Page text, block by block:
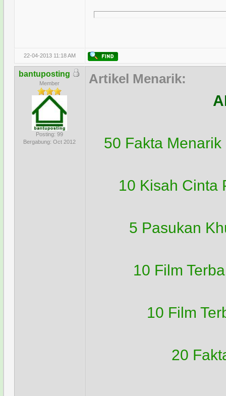
22-04-2013 11:18 AM
bantuposting
Member
Posting: 99
Bergabung: Oct 2012
Artikel Menarik:
50 Fakta
10 Kisah Cinta
5 Pasukan
10 Film
10 Film
20